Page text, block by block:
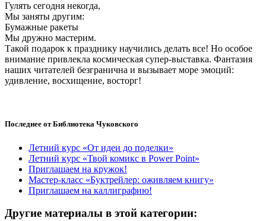
Гулять сегодня некогда,
Мы заняты другим:
Бумажные ракеты
Мы дружно мастерим.
Такой подарок к празднику научились делать все! Но особое
внимание привлекла космическая супер-выставка. Фантазия
наших читателей безгранична и вызывает море эмоций:
удивление, восхищение, восторг!
Последнее от Библиотека Чуковского
Летний курс «От идеи до поделки»
Летний курс «Твой комикс в Power Point»
Приглашаем на кружок!
Мастер-класс «Буктрейлер: оживляем книгу»
Приглашаем на каллиграфию!
Другие материалы в этой категории: